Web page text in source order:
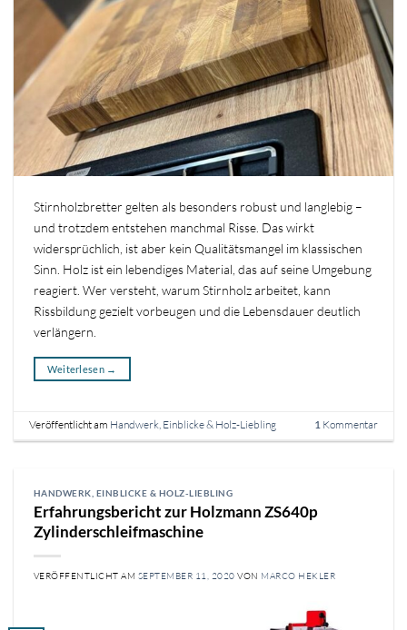
Stirnholzbretter gelten als besonders robust und langlebig –
und trotzdem entstehen manchmal Risse. Das wirkt
widersprüchlich, ist aber kein Qualitätsmangel im klassischen
Sinn. Holz ist ein lebendiges Material, das auf seine Umgebung
reagiert. Wer versteht, warum Stirnholz arbeitet, kann
Rissbildung gezielt vorbeugen und die Lebensdauer deutlich
verlängern.
Weiterlesen →
Veröffentlicht am Handwerk, Einblicke & Holz-Liebling 1Kommentar
HANDWERK, EINBLICKE & HOLZ-LIEBLING
Erfahrungsbericht zur Holzmann ZS640p
Zylinderschleifmaschine
VERÖFFENTLICHT AM SEPTEMBER 11, 2020 VON MARCO HEKLER